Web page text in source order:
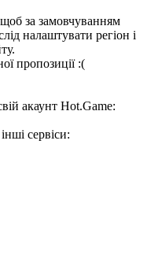
за замовчуванням
налаштувати регіон і
пропозиції :(
акаунт Hot.Game:
сервіси: